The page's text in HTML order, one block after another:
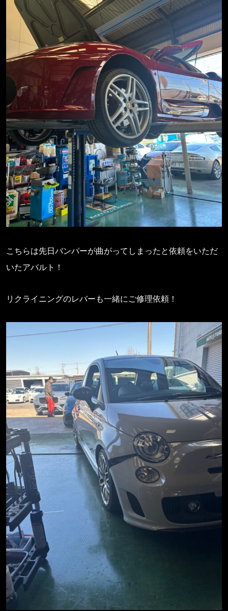
こちらは先日バンパーが曲がってしまったと依頼をいただ
いたアバルト！
リクライニングのレバーも一緒にご修理依頼！